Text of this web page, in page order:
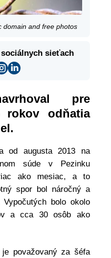
domain and free photos
sieťach
pre
rokov odňatia
od augusta 2013 na
súde v Pezinku
ako mesiac, a to
spor bol náročný a
Vypočutých bolo okolo
a cca 30 osôb ako
považovaný za šéfa